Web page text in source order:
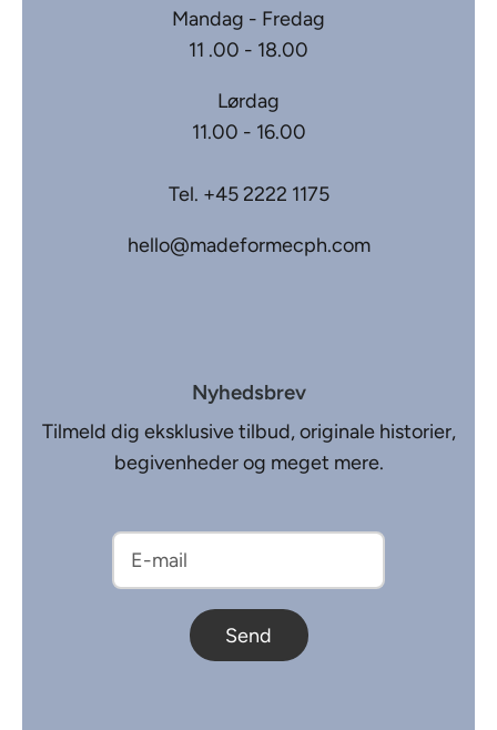
Mandag - Fredag
11 .00 - 18.00
Lørdag
11.00 - 16.00
Tel. +45 2222 1175
hello@madeformecph.com
Nyhedsbrev
Tilmeld dig eksklusive tilbud, originale historier,
begivenheder og meget mere.
Send